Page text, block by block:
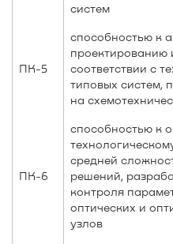
систем
ПК-5
способностью к
проектированию
соответствии с
типовых систем,
на
ПК-6
способностью к
средней
решений,
контроля
оптических и
узлов